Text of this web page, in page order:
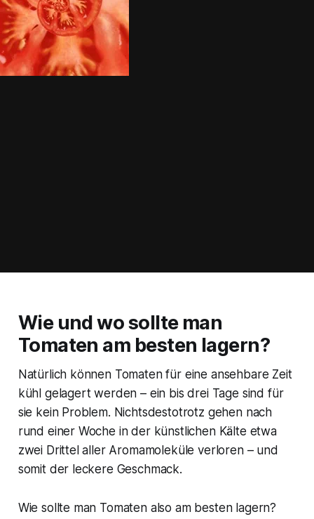
Wie und wo sollte man
Tomaten am besten lagern?
Natürlich können Tomaten für eine ansehbare Zeit
kühl gelagert werden – ein bis drei Tage sind für
sie kein Problem. Nichtsdestotrotz gehen nach
rund einer Woche in der künstlichen Kälte etwa
zwei Drittel aller Aromamoleküle verloren – und
somit der leckere Geschmack.
Wie sollte man Tomaten also am besten lagern?